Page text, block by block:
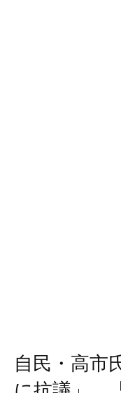
自民・高市